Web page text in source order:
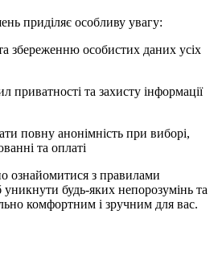
приділяє особливу увагу:
збереженню особистих даних усіх
та захисту інформації
повну анонімність при виборі,
та оплаті
ознайомитися з правилами
будь-яких непорозумінь та
комфортним і зручним для вас.